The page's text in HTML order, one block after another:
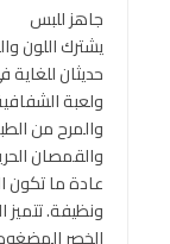
جاهز للبس
يشترك اللون
حديثان
ولعبة
والمرح من
والقمصان
عادة ما تكون
ونظيفة. تتميز
الخصر